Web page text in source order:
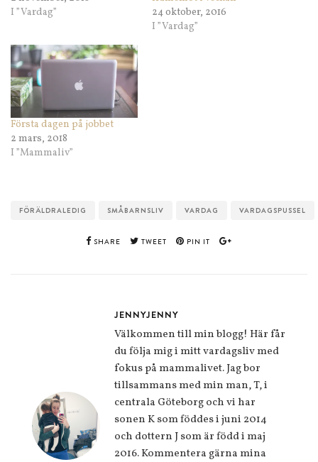
I ”Vardag”
24 oktober, 2016
I ”Vardag”
Första dagen på jobbet
2 mars, 2018
I ”Mammaliv”
FÖRÄLDRALEDIG SMÅBARNSLIV VARDAG VARDAGSPUSSEL
SHARE TWEET PIN IT
JENNYJENNY
Välkommen till min blogg! Här får
du följa mig i mitt vardagsliv med
fokus på mammalivet. Jag bor
tillsammans med min man, T, i
centrala Göteborg och vi har
sonen K som föddes i juni 2014
och dottern J som är född i maj
2016. Kommentera gärna mina